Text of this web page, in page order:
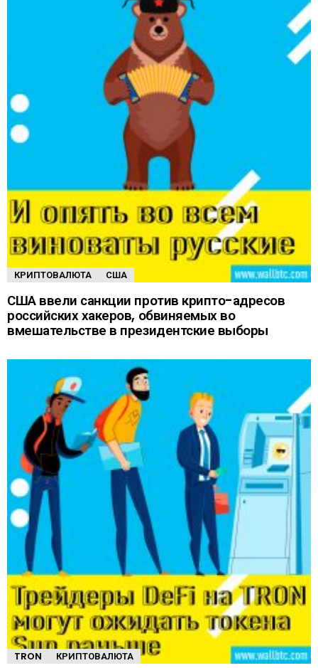
КРИПТОВАЛЮТА США
США ввели санкции против крипто-адресов
российских хакеров, обвиняемых во
вмешательстве в президентские выборы
TRON КРИПТОВАЛЮТА